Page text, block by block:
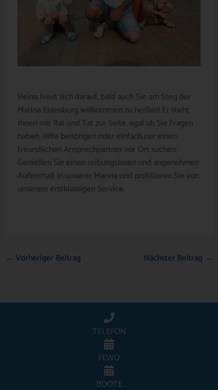
Heino freut sich darauf, bald auch Sie am Steg der
Marina Eldenburg willkommen zu heißen! Er steht
Ihnen mit Rat und Tat zur Seite, egal ob Sie Fragen
haben, Hilfe benötigen oder einfach nur einen
freundlichen Ansprechpartner vor Ort suchen.
Genießen Sie einen reibungslosen und angenehmen
Aufenthalt in unserer Marina und profitieren Sie von
unserem erstklassigen Service.
← Vorheriger Beitrag Nächster Beitrag →
TELEFON
FEWO
BOOTE